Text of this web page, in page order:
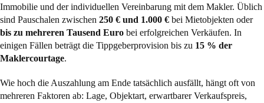
Immobilie und der individuellen Vereinbarung mit dem Makler. Üblich
sind Pauschalen zwischen 250 € und 1.000 € bei Mietobjekten oder
bis zu mehreren Tausend Euro bei erfolgreichen Verkäufen. In
einigen Fällen beträgt die Tippgeberprovision bis zu 15 % der
Maklercourtage.
Wie hoch die Auszahlung am Ende tatsächlich ausfällt, hängt oft von
mehreren Faktoren ab: Lage, Objektart, erwartbarer Verkaufspreis,